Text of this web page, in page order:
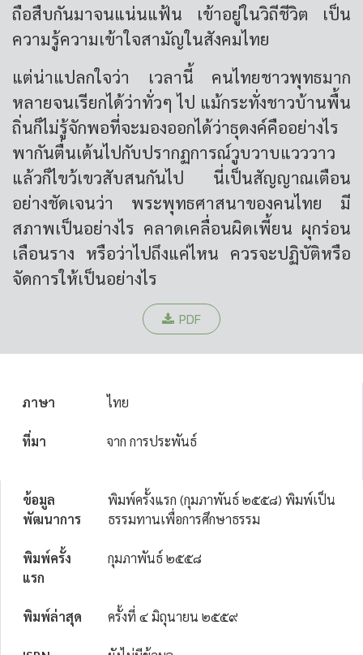
ถือสืบกันมาจนแน่นแฟ้น เข้าอยู่ในวิถีชีวิต เป็น
ความรู้ความเข้าใจสามัญในสังคมไทย
แต่น่าแปลกใจว่า เวลานี้ คนไทยชาวพุทธมาก
หลายจนเรียกได้ว่าทั่วๆ ไป แม้กระทั่งชาวบ้านพื้น
ถิ่นก็ไม่รู้จักพอที่จะมองออกได้ว่าธุดงค์คืออย่างไร
พากันตื่นเต้นไปกับปรากฏการณ์วูบวาบแวววาว
แล้วก็ไขว้เขวสับสนกันไป นี่เป็นสัญญาณเตือน
อย่างชัดเจนว่า พระพุทธศาสนาของคนไทย มี
สภาพเป็นอย่างไร คลาดเคลื่อนผิดเพี้ยน ผุกร่อน
เลือนราง หรือว่าไปถึงแค่ไหน ควรจะปฏิบัติหรือ
จัดการให้เป็นอย่างไร
PDF
ภาษา ไทย
ที่มา จาก การประพันธ์
ข้อมูล
พัฒนาการ
พิมพ์ครั้งแรก (กุมภาพันธ์ ๒๕๕๘) พิมพ์เป็น
ธรรมทานเพื่อการศึกษาธรรม
พิมพ์ครั้ง
แรก
กุมภาพันธ์ ๒๕๕๘
พิมพ์ล่าสุด ครั้งที่ ๔ มิถุนายน ๒๕๕๙